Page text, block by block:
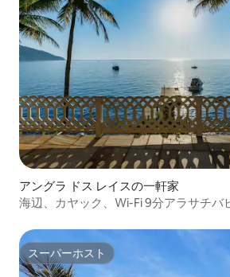
アングラ ドス レイスの一軒家
海辺、カヤック、Wi-Fi 9分アラサチバ
スーパーホスト
スーパーホスト